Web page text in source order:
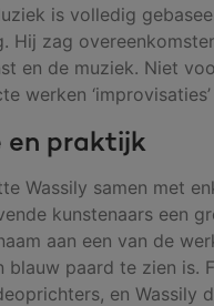
is volledig
Hij zag
en de muziek. Niet
werken ‘improvisaties’
en praktijk
Wassily samen met
kunstenaars een
aan een van de
blauw paard te zien is.
en Wassily